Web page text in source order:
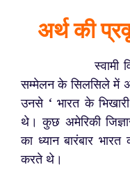
अर्थ की
स्वामी
सम्मेलन के सिलसिले में
उनसे ‘ भारत के
थे। कुछ अमेरिकी
का ध्यान बारंबार
करते थे।